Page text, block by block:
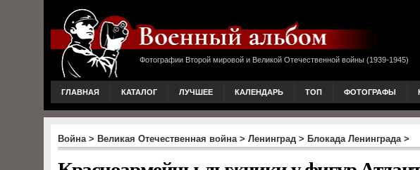
Фотографии Второй мировой и Великой Отечественной войны (1939-1945)
ГЛАВНАЯ КАТАЛОГ ЛУЧШЕЕ КАЛЕНДАРЬ ТОП ФОТОГРАФЫ
Война> Великая Отечественная война> Ленинград > Блокада Ленинграда>